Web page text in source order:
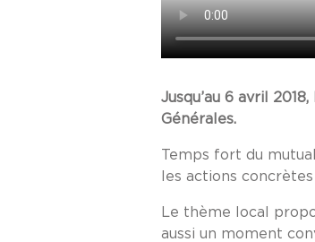
Jusqu’au 6 avril
Générales.
Temps fort du
les actions
Le thème local
aussi un moment